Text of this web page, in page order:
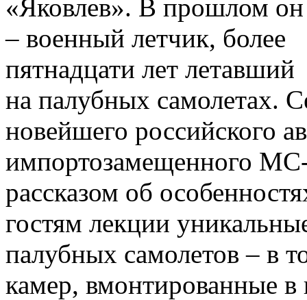
«Яковлев». В прошлом он
– военный летчик, более
пятнадцати лет летавший
на палубных самолетах.
новейшего российского
импортозамещенного
рассказом об
гостям лекции
палубных самолетов – в
камер, вмонтированные в